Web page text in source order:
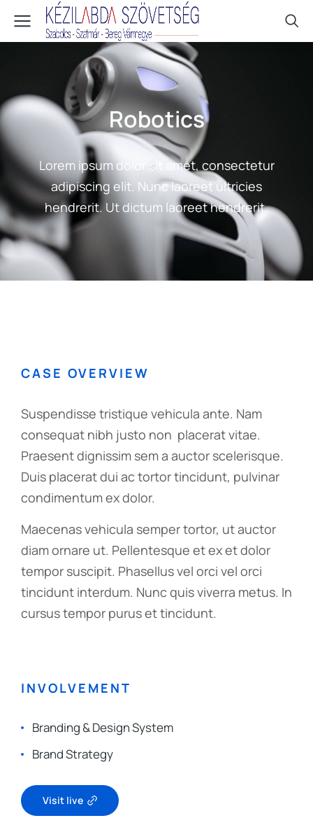
Robotics
Lorem ipsum dolor sit amet, consectetur
adipiscing elit. Nunc laoreet ultricies
hendrerit. Ut dictum laoreet hendrerit.
CASE OVERVIEW
Suspendisse tristique vehicula ante. Nam
consequat nibh justo non placerat vitae.
Praesent dignissim sem a auctor scelerisque.
Duis placerat dui ac tortor tincidunt, pulvinar
condimentum ex dolor.
Maecenas vehicula semper tortor, ut auctor
diam ornare ut. Pellentesque et ex et dolor
tempor suscipit. Phasellus vel orci vel orci
tincidunt interdum. Nunc quis viverra metus. In
cursus tempor purus et tincidunt.
INVOLVEMENT
Branding & Design System
Brand Strategy
Visit live